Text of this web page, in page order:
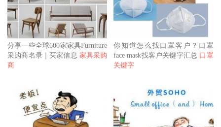
分享一些全球600家家具Furniture
采购商名录｜买家信息 家具采购
商
你知道怎么找口罩客户？口罩
face mask找客户关键字汇总 口罩
关键字